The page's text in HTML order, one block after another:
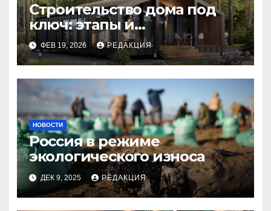
Строительство дома под
ключ: этапы и
планирование бюджета
ФЕВ 19, 2026 РЕДАКЦИЯ
НОВОСТИ
Россия в режиме
экологического износа
ДЕК 9, 2025 РЕДАКЦИЯ